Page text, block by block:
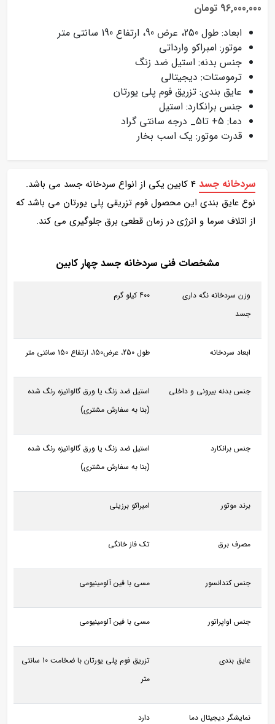
96,000,000 تومان
ابعاد: طول 250، عرض 90، ارتفاع 190 سانتی متر
موتور: امبراکو وارداتی
جنس بدنه: استیل ضد زنگ
ترموستات: دیجیتالی
عایق بندی: تزریق فوم پلی یورتان
جنس برانکارد: استیل
دما: 5+ تا5_ درجه سانتی گراد
قدرت موتور: یک اسب بخار
سردخانه جسد
4 کابین یکی از انواع سردخانه جسد می باشد.
نوع عایق بندی این محصول فوم تزریقی پلی یورتان می باشد که
از اتلاف سرما و انرژی در زمان قطعی برق جلوگیری می کند.
مشخصات فنی سردخانه جسد چهار کابین
وزن سردخانه نگه داری
جسد
400 کیلو گرم
ابعاد سردخانه طول 250، عرض150، ارتفاع 150 سانتی متر
جنس بدنه بیرونی و داخلی
استیل ضد زنگ یا ورق گالوانیزه رنگ شده
(بنا به سفارش مشتری)
جنس برانکارد
استیل ضد زنگ یا ورق گالوانیزه رنگ شده
(بنا به سفارش مشتری)
برند موتور امبراکو برزیلی
مصرف برق تک فاز خانگی
جنس کندانسور مسی با فین آلومینیومی
جنس اواپراتور مسی با فین آلومینیومی
عایق بندی
تزریق فوم پلی یورتان با ضخامت 10 سانتی
متر
نمایشگر دیجیتال دما دارد